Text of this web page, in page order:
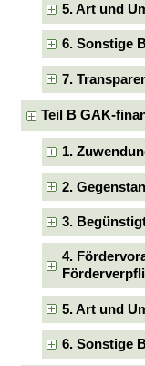
5. Art und
6. Sonstige
7.
Teil B GAK-
1.
2.
3.
4.
5. Art und
6. Sonstige